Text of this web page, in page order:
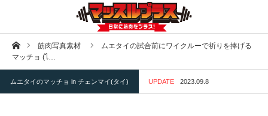
ホーム筋肉写真素材
ムエタイの試合前にワイクルーで祈りを捧げる
マッチョ (ไ…
ムエタイのマッチョ in チェンマイ(タイ) UPDATE 2023.09.8